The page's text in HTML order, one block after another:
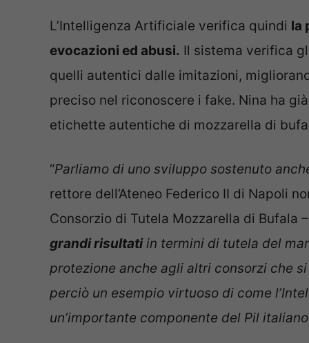
L’Intelligenza Artificiale verifica quindi la
evocazioni ed abusi. Il sistema verifica
quelli autentici dalle imitazioni,
preciso nel riconoscere i fake. Nina ha
etichette autentiche di mozzarella di
“Parliamo di uno sviluppo sostenuto
rettore dell’Ateneo Federico II di Napoli
Consorzio di Tutela Mozzarella di Bufala
grandi risultatiin termini di tutela del
protezione anche agli altri consorzi che
perciò un esempio virtuoso di come
un’importante componente del Pil